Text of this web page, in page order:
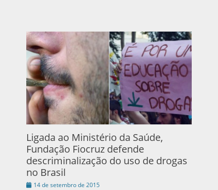
Ligada ao Ministério da Saúde,
Fundação Fiocruz defende
descriminalização do uso de drogas
no Brasil
Publicado
14 de setembro de 2015